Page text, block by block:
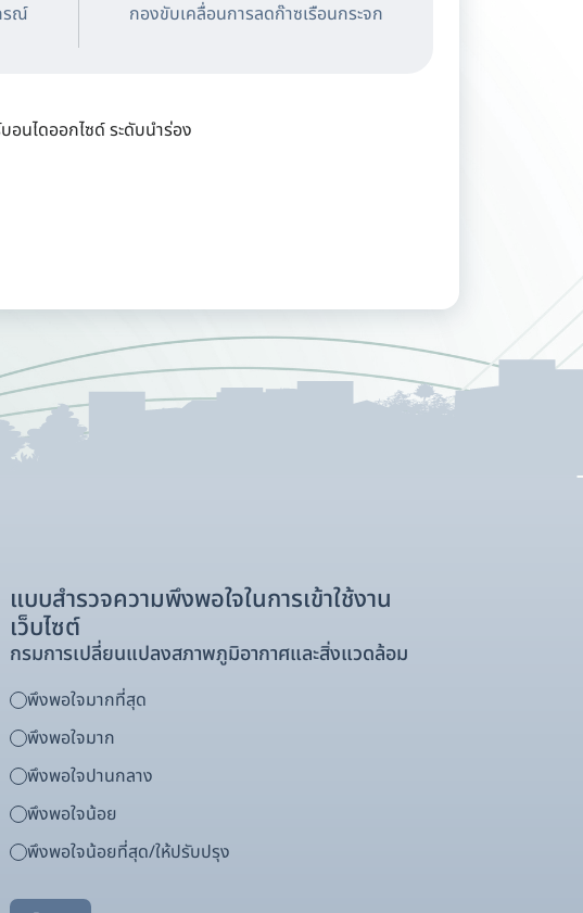
รณ์ กองขับเคลื่อนการลดก๊าซเรือนกระจก
นไดออกไซด์ ระดับนำร่อง
แบบสำรวจความพึงพอใจในการเข้าใช้งาน
เว็บไซต์
กรมการเปลี่ยนแปลงสภาพภูมิอากาศและสิ่งแวดล้อม
พึงพอใจมากที่สุด
พึงพอใจมาก
พึงพอใจปานกลาง
พึงพอใจน้อย
พึงพอใจน้อยที่สุด/ให้ปรับปรุง